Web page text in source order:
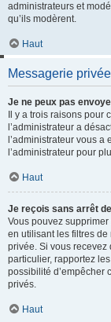
administrateurs et
qu’ils modèrent.
Haut
Messagerie privée
Je ne peux pas
Il y a trois raisons pour
l’administrateur a
l’administrateur vous a
l’administrateur pour
Haut
Je reçois sans arrêt
Vous pouvez
en utilisant les filtres
privée. Si vous recevez
particulier, rapportez
possibilité d’empêcher
privés.
Haut